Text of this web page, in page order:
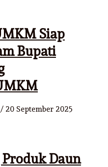
Siap
Bupati
/ 20 September 2025
Daun